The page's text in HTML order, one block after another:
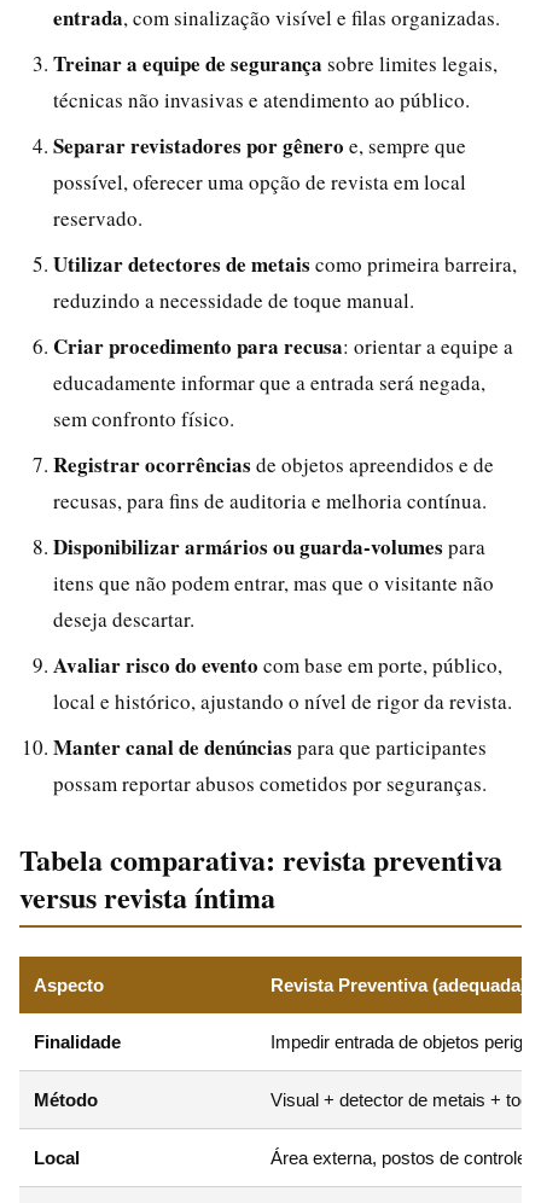
entrada, com sinalização visível e filas organizadas.
Treinar a equipe de segurança sobre limites legais,
técnicas não invasivas e atendimento ao público.
Separar revistadores por gênero e, sempre que
possível, oferecer uma opção de revista em local
reservado.
Utilizar detectores de metais como primeira barreira,
reduzindo a necessidade de toque manual.
Criar procedimento para recusa: orientar a equipe a
educadamente informar que a entrada será negada,
sem confronto físico.
Registrar ocorrências de objetos apreendidos e de
recusas, para fins de auditoria e melhoria contínua.
Disponibilizar armários ou guarda-volumes para
itens que não podem entrar, mas que o visitante não
deseja descartar.
Avaliar risco do evento com base em porte, público,
local e histórico, ajustando o nível de rigor da revista.
Manter canal de denúncias para que participantes
possam reportar abusos cometidos por seguranças.
Tabela comparativa: revista preventiva
versus revista íntima
Aspecto Revista Preventiva (adequada)
Finalidade Impedir entrada de objetos
Método Visual + detector de metais +
Local Área externa, postos de controle